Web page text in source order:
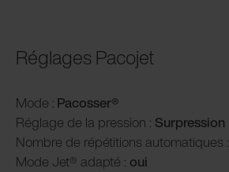
Réglages Pacojet
Mode : Pacosser®
Réglage de la pression : Surpression
Nombre de répétitions automatiques :
Mode Jet® adapté : oui